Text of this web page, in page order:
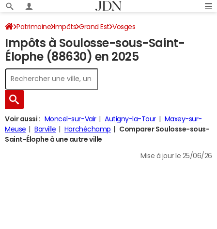
Patrimoine Impôts Grand Est Vosges
Soulosse-sous-Saint-Élophe Impôt sur le revenu
Impôts à Soulosse-sous-Saint-
Élophe (88630) en 2025
Voir aussi : Moncel-sur-Vair Autigny-la-Tour
Maxey-sur-
Meuse
Barville Harchéchamp
Comparer Soulosse-sous-
Saint-Élophe à une autre ville
Mise à jour le 25/06/26